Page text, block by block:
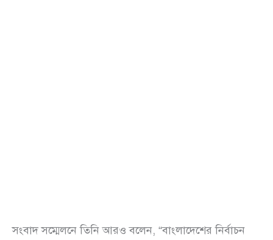
সংবাদ সম্মেলনে তিনি আরও বলেন, “বাংলাদেশের নির্বাচন